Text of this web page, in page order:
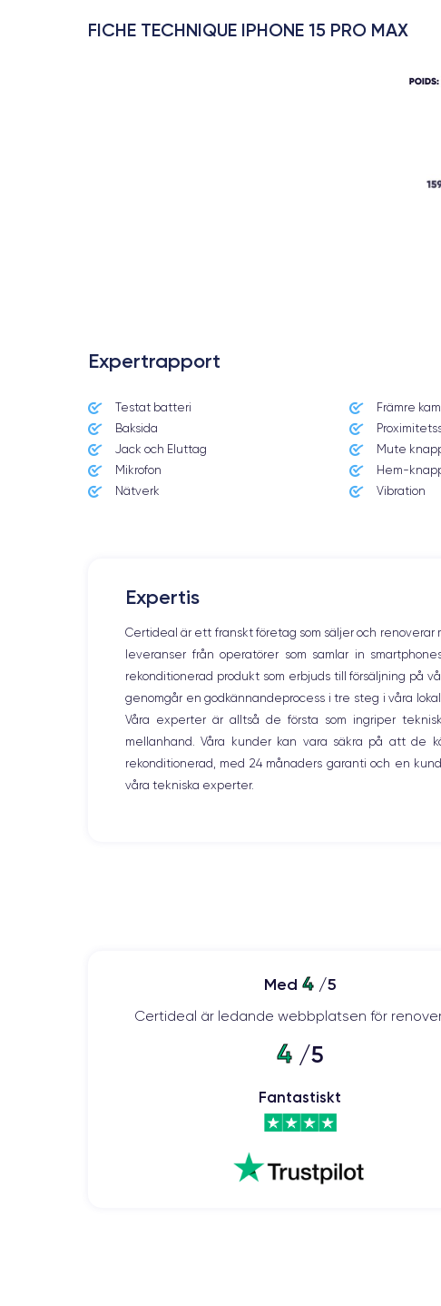
FICHE TECHNIQUE IPHONE 15 PRO MAX
Date de sortie
22/09/2023
Dimensions
Nom CPU
Puce A17 Bionic
Nom GPU
Caméra
48 Mpx
Si vous souhaitez découvrir en détail les caractéristiques
Expertrapport
Testat batteri Främre
Baksida
Jack och Eluttag
Mute
Mikrofon
Hem-
Nätverk
Vibration
Expertis
Certideal är ett franskt företag som säljer och renoverar
leveranser från operatörer som samlar in
rekonditionerad produkt som erbjuds till försäljning på
genomgår en godkännandeprocess i tre steg i våra
Våra experter är alltså de första som ingriper
mellanhand. Våra kunder kan vara säkra på att de
rekonditionerad, med 24 månaders garanti och en
våra tekniska experter.
Med 4/5
Certideal är ledande webbplatsen för
4/5
Fantastiskt